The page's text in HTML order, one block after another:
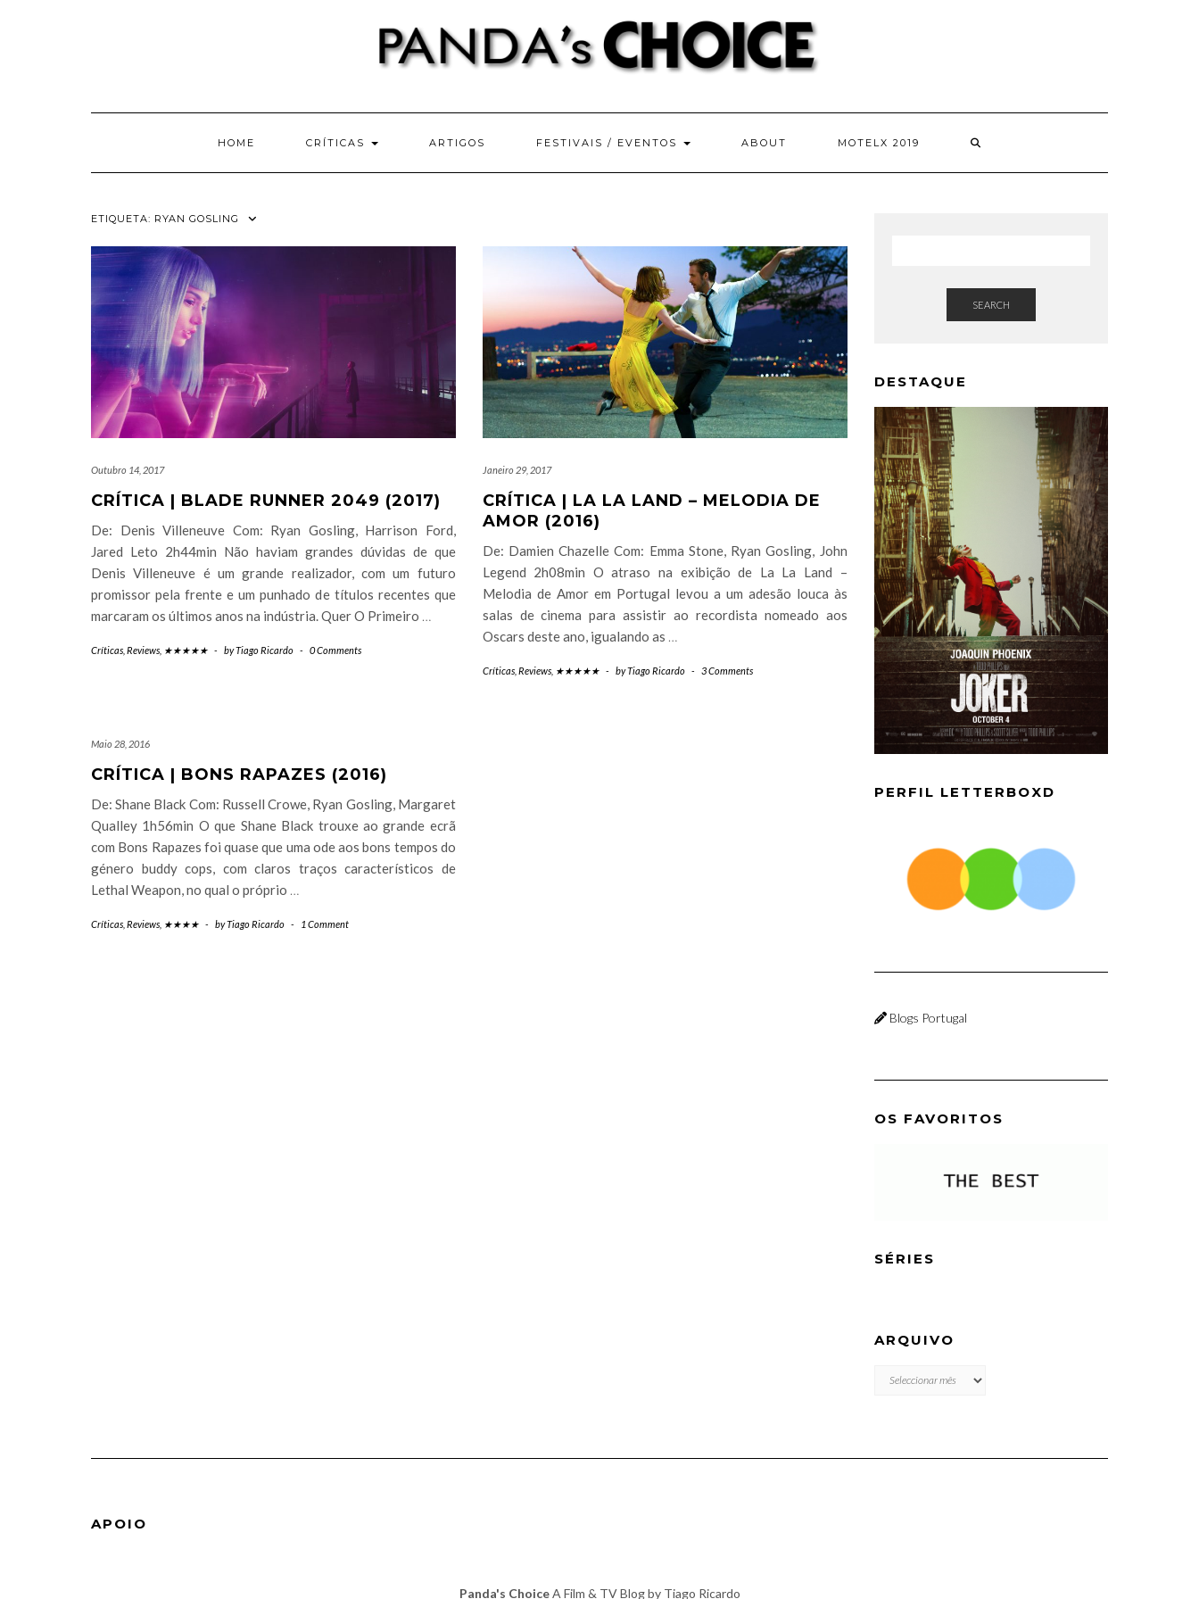
HOME CRÍTICAS ARTIGOS FESTIVAIS / EVENTOS ABOUT MOTELX 2019
ETIQUETA: RYAN GOSLING
Outubro 14, 2017
CRÍTICA | BLADE RUNNER 2049 (2017)
De: Denis Villeneuve Com: Ryan Gosling, Harrison Ford,
Jared Leto 2h44min Não haviam grandes dúvidas de que
Denis Villeneuve é um grande realizador, com um futuro
promissor pela frente e um punhado de títulos recentes que
marcaram os últimos anos na indústria. Quer O Primeiro …
Críticas Reviews ★★★★★ - byTiago Ricardo - 0 Comments
Janeiro 29, 2017
CRÍTICA | LA LA LAND – MELODIA DE
AMOR (2016)
De: Damien Chazelle Com: Emma Stone, Ryan Gosling, John
Legend 2h08min O atraso na exibição de La La Land –
Melodia de Amor em Portugal levou a um adesão louca às
salas de cinema para assistir ao recordista nomeado aos
Oscars deste ano, igualando as …
Críticas, Reviews, ★★★★★ - byTiago Ricardo - 3 Comments
Maio 28, 2016
CRÍTICA | BONS RAPAZES (2016)
De: Shane Black Com: Russell Crowe, Ryan Gosling, Margaret
Qualley 1h56min O que Shane Black trouxe ao grande ecrã
com Bons Rapazes foi quase que uma ode aos bons tempos do
género buddy cops, com claros traços característicos de
Lethal Weapon, no qual o próprio …
Críticas Reviews ★★★★ - byTiago Ricardo - 1 Comment
SEARCH
DESTAQUE
PERFIL LETTERBOXD
Blogs Portugal
OS FAVORITOS
SÉRIES
ARQUIVO
ARQUIVO
APOIO
Panda's ChoiceA Film & TV Blog by Tiago Ricardo